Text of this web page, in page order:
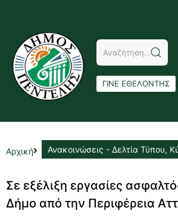
ΓΙΝΕ ΕΘΕΛΟΝΤΗΣ
Αρχική Ανακοινώσεις - Δελτία Τύπου,
Σε εξέλιξη εργασίες
Δήμο από την Περιφέρεια